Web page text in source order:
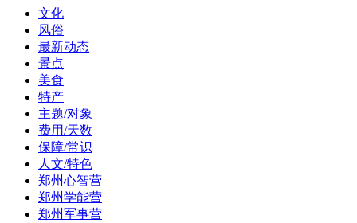
文化
风俗
最新动态
景点
美食
特产
主题/对象
费用/天数
保障/常识
人文/特色
郑州心智营
郑州学能营
郑州军事营